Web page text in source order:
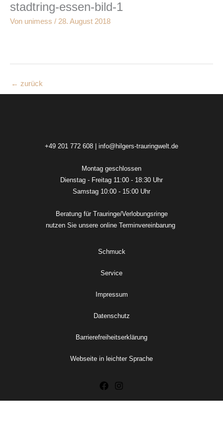
Zumstadtring-essen-bild-1
Von unimess / 28. August 2018
← zurück
+49 201 772 608 | info@hilgers-trauringwelt.de
Montag geschlossen
Dienstag - Freitag 11:00 - 18:30 Uhr
Samstag 10:00 - 15:00 Uhr
Beratung für Trauringe/Verlobungsringe
nutzen Sie unsere online Terminvereinbarung
Schmuck
Service
Impressum
Datenschutz
Barrierefreiheitserklärung
Webseite in leichter Sprache